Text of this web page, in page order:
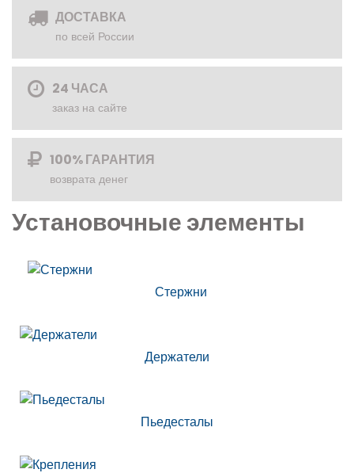
ДОСТАВКА
по всей России
24 ЧАСА
заказ на сайте
100% ГАРАНТИЯ
возврата денег
Установочные элементы
Стержни
Держатели
Пьедесталы